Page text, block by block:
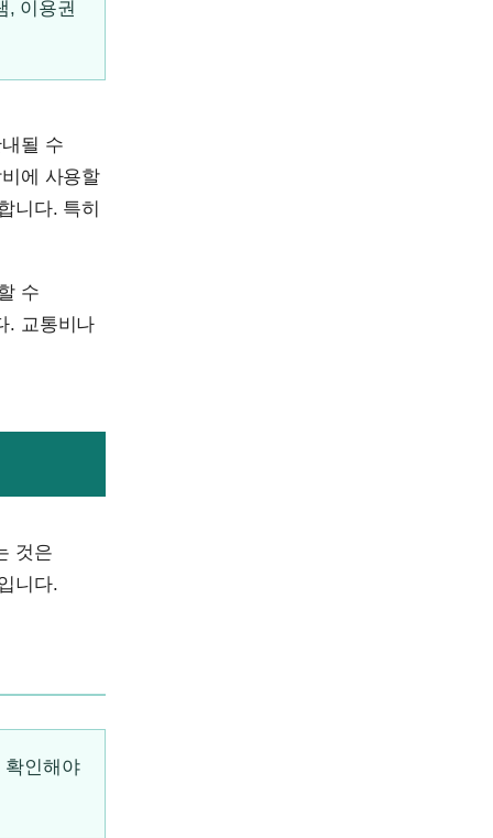
, 이용권
될 수
에 사용할
니다. 특히
수
. 교통비나
것은
니다.
확인해야